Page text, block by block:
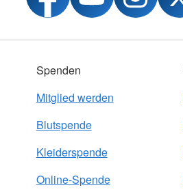
Spenden
Mitglied werden
Blutspende
Kleiderspende
Online-Spende